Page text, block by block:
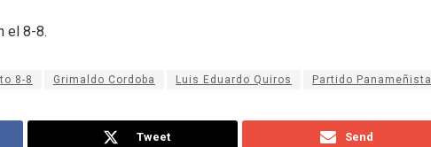
el 8-8.
8-8 Grimaldo Cordoba Luis Eduardo Quiros Partido Panameñista
Tweet Send